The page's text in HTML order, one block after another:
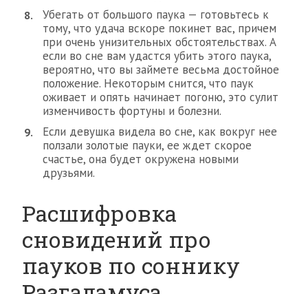
Убегать от большого паука — готовьтесь к
тому, что удача вскоре покинет вас, причем
при очень унизительных обстоятельствах. А
если во сне вам удастся убить этого паука,
вероятно, что вы займете весьма достойное
положение. Некоторым снится, что паук
оживает и опять начинает погоню, это сулит
изменчивость фортуны и болезни.
Если девушка видела во сне, как вокруг нее
ползали золотые пауки, ее ждет скорое
счастье, она будет окружена новыми
друзьями.
Расшифровка
сновидений про
пауков по соннику